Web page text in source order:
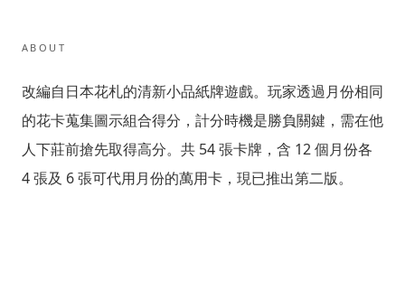
ABOUT
改編自日本花札的清新小品紙牌遊戲。玩家透過月份相同
的花卡蒐集圖示組合得分，計分時機是勝負關鍵，需在他
人下莊前搶先取得高分。共 54 張卡牌，含 12 個月份各
4 張及 6 張可代用月份的萬用卡，現已推出第二版。